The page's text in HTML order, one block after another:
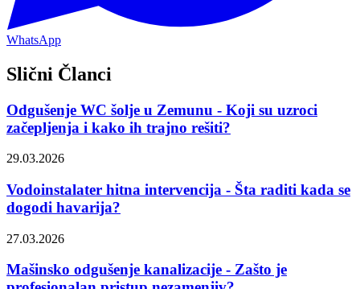
WhatsApp
Slični Članci
Odgušenje WC šolje u Zemunu - Koji su uzroci
začepljenja i kako ih trajno rešiti?
29.03.2026
Vodoinstalater hitna intervencija - Šta raditi kada se
dogodi havarija?
27.03.2026
Mašinsko odgušenje kanalizacije - Zašto je